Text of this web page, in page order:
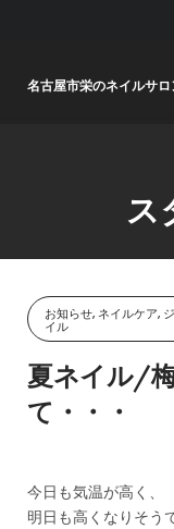
名古屋市栄のネイルサ
ス
お知らせ, ネイルケア,
イル
夏ネイル/
て・・・
今日も気温が高く、
明日も高くなりそう